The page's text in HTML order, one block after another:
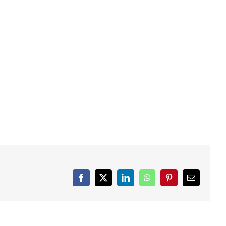
Facebook
X LinkedInWhatsAppPinterestEmail